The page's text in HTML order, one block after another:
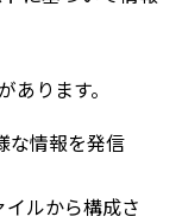
ります。
な情報を発信
イルから構成さ